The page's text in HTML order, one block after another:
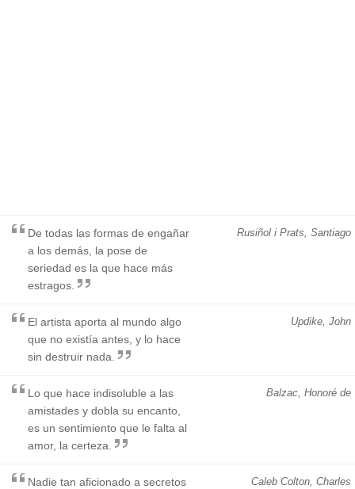
Rusiñol i Prats, Santiago
De todas las formas de engañar
a los demás, la pose de
seriedad es la que hace más
estragos.
Updike, John
El artista aporta al mundo algo
que no existía antes, y lo hace
sin destruir nada.
Balzac, Honoré de
Lo que hace indisoluble a las
amistades y dobla su encanto,
es un sentimiento que le falta al
amor, la certeza.
Caleb Colton, Charles
Nadie tan aficionado a secretos